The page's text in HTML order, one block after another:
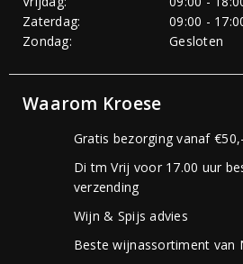
Zaterdag:
09:00 -
Zondag:
Gesloten
Waarom Kroese
Gratis bezorging vanaf €50,-
Di tm Vrij voor 17.00 uur
verzending
Wijn & Spijs advies
Beste wijnassortiment van